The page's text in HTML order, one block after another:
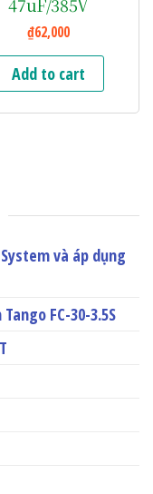
47uF/385V
₫62,000
Add to cart
và áp dụng
FC-30-3.5S